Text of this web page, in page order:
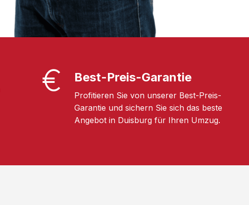
Best-Preis-Garantie
Profitieren Sie von unserer Best-Preis-
Garantie und sichern Sie sich das beste
Angebot in Duisburg für Ihren Umzug.